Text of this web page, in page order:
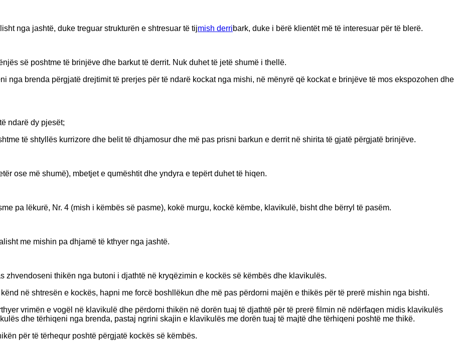
nga jashtë, duke treguar strukturën e shtresuar të tijmish derribark, duke i bërë klientët më të interesuar për të blerë.
së poshtme të brinjëve dhe barkut të derrit. Nuk duhet të jetë shumë i thellë.
nga brenda përgjatë drejtimit të prerjes për të ndarë kockat nga mishi, në mënyrë që kockat e brinjëve të mos ekspozohen dhe
ndarë dy pjesët;
të shtyllës kurrizore dhe belit të dhjamosur dhe më pas prisni barkun e derrit në shirita të gjatë përgjatë brinjëve.
ose më shumë), mbetjet e qumështit dhe yndyra e tepërt duhet të hiqen.
pa lëkurë, Nr. 4 (mish i këmbës së pasme), kokë murgu, kockë këmbe, klavikulë, bisht dhe bërryl të pasëm.
me mishin pa dhjamë të kthyer nga jashtë.
zhvendoseni thikën nga butoni i djathtë në kryqëzimin e kockës së këmbës dhe klavikulës.
në shtresën e kockës, hapni me forcë boshllëkun dhe më pas përdorni majën e thikës për të prerë mishin nga bishti.
vrimën e vogël në klavikulë dhe përdorni thikën në dorën tuaj të djathtë për të prerë filmin në ndërfaqen midis klavikulës
dhe tërhiqeni nga brenda, pastaj ngrini skajin e klavikulës me dorën tuaj të majtë dhe tërhiqeni poshtë me thikë.
për të tërhequr poshtë përgjatë kockës së këmbës.